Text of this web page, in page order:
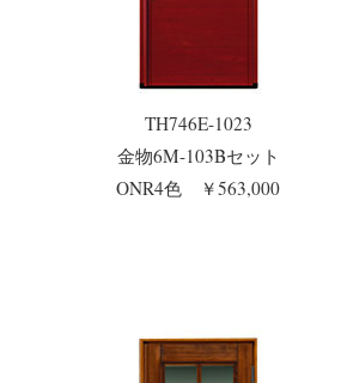
TH746E-1023
金物6M-103Bセット
ONR4色 ￥563,000